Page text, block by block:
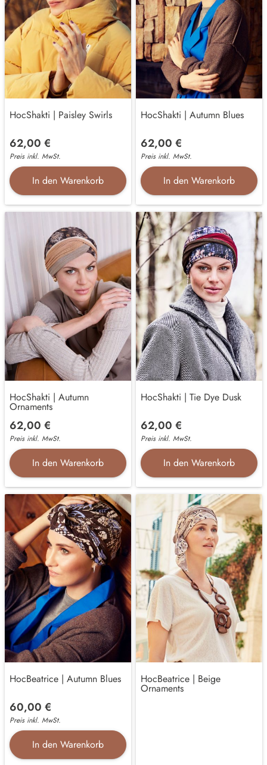
HocShakti | Paisley Swirls
62,00 €
Preis inkl. MwSt.
In den Warenkorb
HocShakti | Autumn Blues
62,00 €
Preis inkl. MwSt.
In den Warenkorb
HocShakti | Autumn
Ornaments
62,00 €
Preis inkl. MwSt.
In den Warenkorb
HocShakti | Tie Dye Dusk
62,00 €
Preis inkl. MwSt.
In den Warenkorb
HocBeatrice | Autumn Blues
60,00 €
Preis inkl. MwSt.
In den Warenkorb
HocBeatrice | Beige
Ornaments